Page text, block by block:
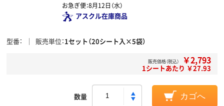
お急ぎ便：8月12日（水）
アスクル在庫商品
型番 販売単位 1セット（20シート入×5袋）
販売価格（税込） ￥2,793
1シートあたり ￥27.93
数量 カゴへ